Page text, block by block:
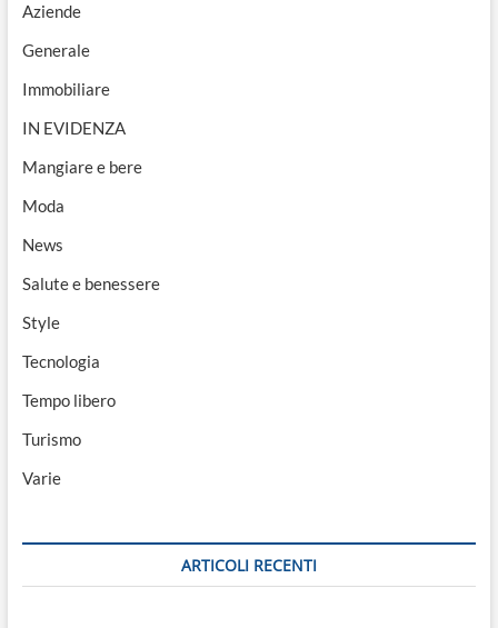
Aziende
Generale
Immobiliare
IN EVIDENZA
Mangiare e bere
Moda
News
Salute e benessere
Style
Tecnologia
Tempo libero
Turismo
Varie
ARTICOLI RECENTI